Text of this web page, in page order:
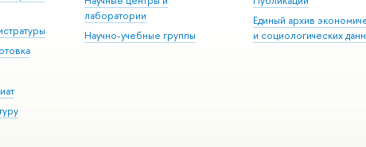
лаборатории
Научно-учебные группы
Единый архив
и социологических